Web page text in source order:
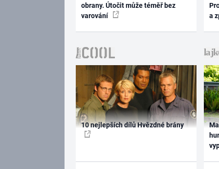
obrany. Útočit může téměř bez
varování
a
10 nejlepších dílů Hvězdné brány